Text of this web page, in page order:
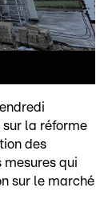
la réforme
des
qui
sur le marché